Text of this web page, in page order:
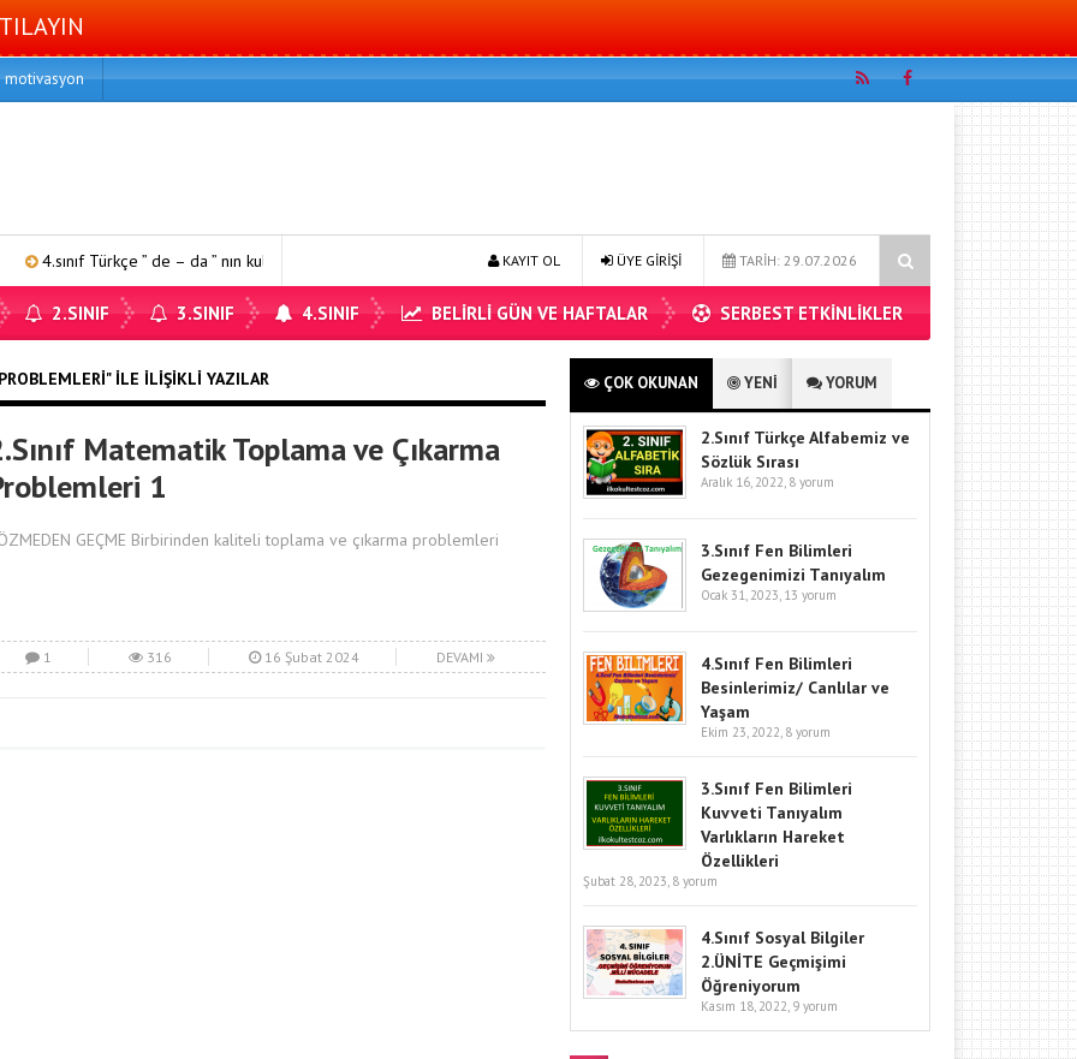
motivasyon
Türkçe ” de – da ” nın kullanımı 1 4.sınıf matematik bölme problemleri 2 4.sınıf matematik bölme işlemi problemler 1
TARİH: 29.07.2026
ÜYE GİRİŞİ
KAYIT OL
2.SINIF 3.SINIF 4.SINIF BELİRLİ GÜN VE HAFTALAR SERBEST ETKİNLİKLER
ILE İLIŞIKLI YAZILAR
Matematik Toplama ve Çıkarma
1
GEÇME Birbirinden kaliteli toplama ve çıkarma problemleri
1 316 16 Şubat 2024 DEVAMI
ÇOK OKUNAN YENİ YORUM
2.Sınıf Türkçe Alfabemiz ve
Sözlük Sırası
Aralık 16, 2022, 8 yorum
3.Sınıf Fen Bilimleri
Gezegenimizi Tanıyalım
Ocak 31, 2023, 13 yorum
4.Sınıf Fen Bilimleri
Besinlerimiz/ Canlılar ve
Yaşam
Ekim 23, 2022, 8 yorum
3.Sınıf Fen Bilimleri
Kuvveti Tanıyalım
Varlıkların Hareket
Özellikleri
Şubat 28, 2023, 8 yorum
4.Sınıf Sosyal Bilgiler
2.ÜNİTE Geçmişimi
Öğreniyorum
Kasım 18, 2022, 9 yorum